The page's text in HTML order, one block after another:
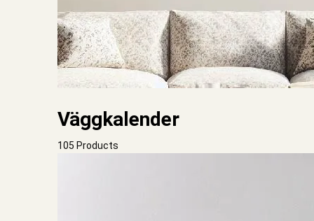
Väggkalender
105 Products